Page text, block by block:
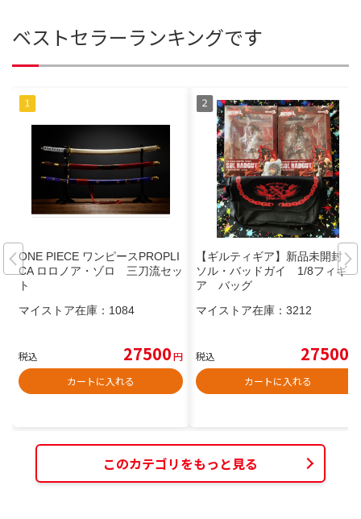
ベストセラーランキングです
ONE PIECE ワンピースPROPLI
CA ロロノア・ゾロ 三刀流セッ
ト
マイストア在庫： 1084
税込 27500円
カートに入れる
【ギルティギア】新品未開封
ソル・バッドガイ 1/8フィギュ
ア バッグ
マイストア在庫： 3212
税込 27500
カートに入れる
このカテゴリをもっと見る